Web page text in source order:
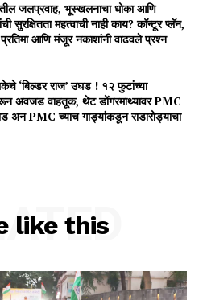
जलप्रवाह, भूस्खलनाचा धोका आणि
सुरक्षितता महत्वाची नाही काय? कॉन्टूर प्लॅन,
आणि मंजूर नकाशांनी वाढवले प्रश्न
‘बिल्डर राज’ उघड ! १२ फुटांच्या
अवजड वाहतूक, थेट डोंगरमाथ्यावर PMC
अन PMC च्याच गाड्यांकडून राडारोड्याचा
like this